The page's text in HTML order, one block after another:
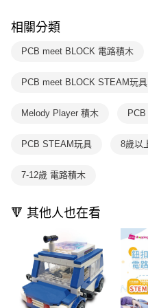
1.本服務係由「台灣大哥大股份有
2.基於同意付款使用「大哥付你分
由本公司與您本人進行分期帳單所
３．收到繳費通知簡訊後14天內，
※ 請注意：結帳手續完成當下不需
後付繳納相關費用。
客戶支援中心」https://
【注意事項】
權轉讓予恩沛科技股份有限公司。
３．未成年的使用者請事先徵得法
「AFTEE先享後付」，若未經同意
４．使用「AFTEE先享後付」時，
時審查核予不同之上限額度；若仍
請求用戶進行身份認證。
５．嚴禁一人註冊多個帳號或使用
恩沛科技股份有限公司將有權停止
每筆NT$200
相關分類
PCB meet BLOCK 電路積木
PCB meet BLOCK STEAM玩具
Melody Player 積木
PCB STEAM玩具 8歲以
7-12歲 電路積木
🔻 其他人也在看